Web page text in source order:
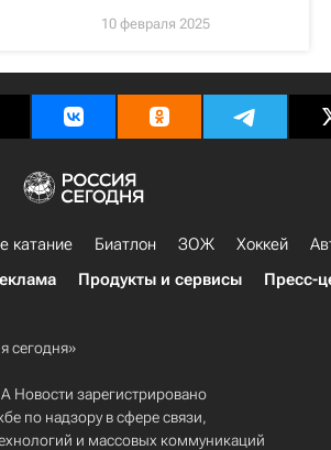
10 февраля 2025
катание Биатлон ЗОЖ Хоккей
Продукты и сервисы Пресс-
сегодня»
Новости зарегистрировано
по надзору в сфере связи,
и массовых коммуникаций